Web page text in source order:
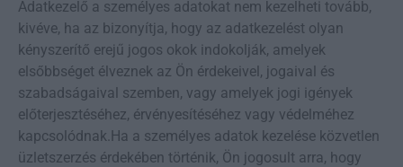
Adatkezelő a személyes adatokat nem kezelheti tovább,
kivéve, ha az bizonyítja, hogy az adatkezelést olyan
kényszerítő erejű jogos okok indokolják, amelyek
elsőbbséget élveznek az Ön érdekeivel, jogaival és
szabadságaival szemben, vagy amelyek jogi igények
előterjesztéséhez, érvényesítéséhez vagy védelméhez
kapcsolódnak.Ha a személyes adatok kezelése közvetlen
üzletszerzés érdekében történik, Ön jogosult arra, hogy